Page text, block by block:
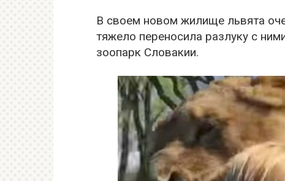
В своем новом жилище львята
тяжело переносила разлуку с
зоопарк Словакии.